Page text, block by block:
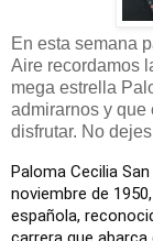
En esta semana
Aire recordamos
mega estrella
admirarnos y que
disfrutar. No
Paloma Cecilia
noviembre de
española,